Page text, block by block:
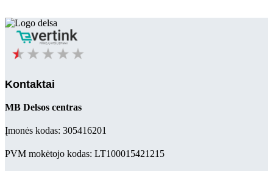
Kontaktai
MB Delsos centras
Įmonės kodas: 305416201
PVM mokėtojo kodas: LT100015421215